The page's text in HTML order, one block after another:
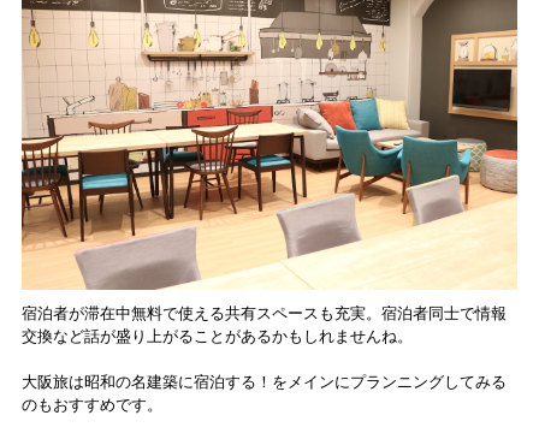
宿泊者が滞在中無料で使える共有スペースも充実。宿泊者同士で情報
交換など話が盛り上がることがあるかもしれませんね。
大阪旅は昭和の名建築に宿泊する！をメインにプランニングしてみる
のもおすすめです。